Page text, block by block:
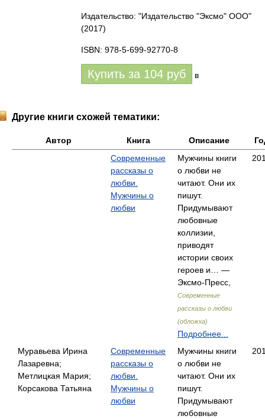
Издательство: "Издательство "Эксмо" ООО"
(2017)
ISBN: 978-5-699-92770-8
Купить за 104 руб в
Другие книги схожей тематики:
Автор Книга Описание
Современные
рассказы о
любви.
Мужчины о
любви
Мужчины книги
о любви не
читают. Они их
пишут.
Придумывают
любовные
коллизии,
приводят
истории своих
героев и… —
Эксмо-Пресс,
Современные
рассказы о любви
(обложка)
Подробнее...
Муравьева Ирина
Лазаревна;
Метлицкая Мария;
Корсакова Татьяна
Современные
рассказы о
любви.
Мужчины о
любви
Мужчины книги
о любви не
читают. Они их
пишут.
Придумывают
любовные